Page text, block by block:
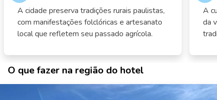
A cidade preserva tradições rurais paulistas,
com manifestações folclóricas e artesanato
local que refletem seu passado agrícola.
A
da
O que fazer na região do hotel